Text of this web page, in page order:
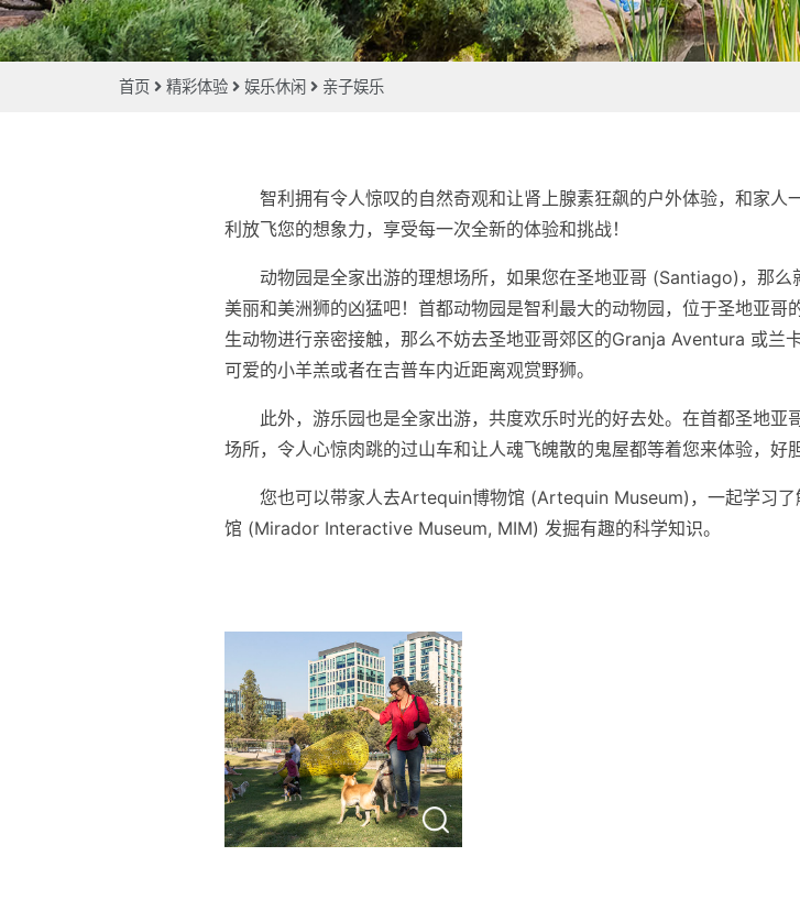
首页 精彩体验 娱乐休闲 亲子娱乐
智利拥有令人惊叹的自然奇观和让肾上腺素狂飙的户外体验，和家
利放飞您的想象力，享受每一次全新的体验和挑战！
动物园是全家出游的理想场所，如果您在圣地亚哥 (Santiago)，那
美丽和美洲狮的凶猛吧！首都动物园是智利最大的动物园，位于圣地亚
生动物进行亲密接触，那么不妨去圣地亚哥郊区的Granja Aventura 或
可爱的小羊羔或者在吉普车内近距离观赏野狮。
此外，游乐园也是全家出游，共度欢乐时光的好去处。在首都圣地
场所，令人心惊肉跳的过山车和让人魂飞魄散的鬼屋都等着您来体验，好
您也可以带家人去Artequin博物馆 (Artequin Museum)，一起学习
馆 (Mirador Interactive Museum, MIM) 发掘有趣的科学知识。